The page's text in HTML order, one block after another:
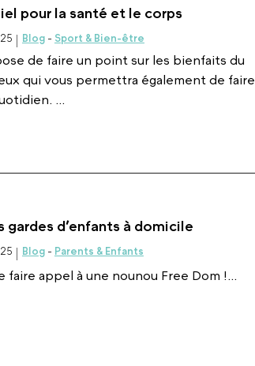
pour la santé et le corps
Blog- Sport & Bien-être
de faire un point sur les bienfaits du
qui vous permettra également de faire
...
gardes d’enfants à domicile
Blog- Parents & Enfants
faire appel à une nounou Free Dom !...